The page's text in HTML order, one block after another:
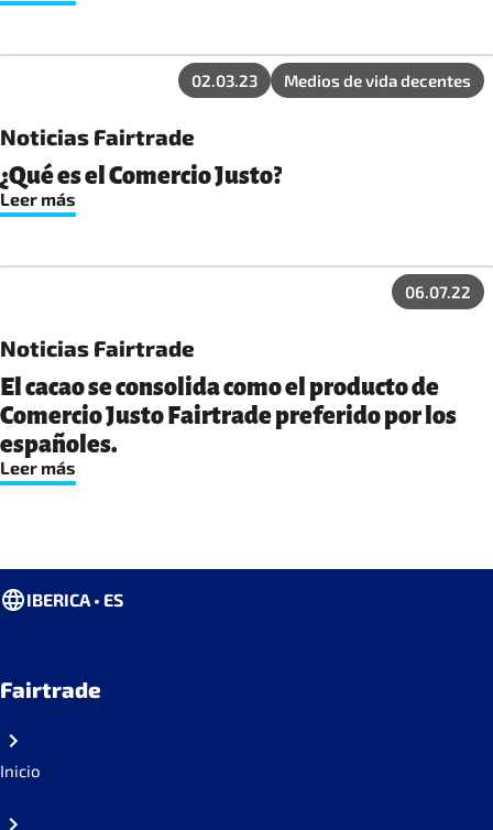
02.03.23 Medios de vida decentes
Noticias Fairtrade
¿Qué es el Comercio Justo?
Leer más
06.07.22
Noticias Fairtrade
El cacao se consolida como el producto de
Comercio Justo Fairtrade preferido por los
españoles.
Leer más
IBERICA • ES
Fairtrade
Inicio